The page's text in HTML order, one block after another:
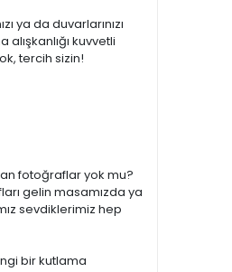
ya da duvarlarınızı
alışkanlığı kuvvetli
tercih sizin!
fotoğraflar yok mu?
gelin masamızda ya
sevdiklerimiz hep
bir kutlama